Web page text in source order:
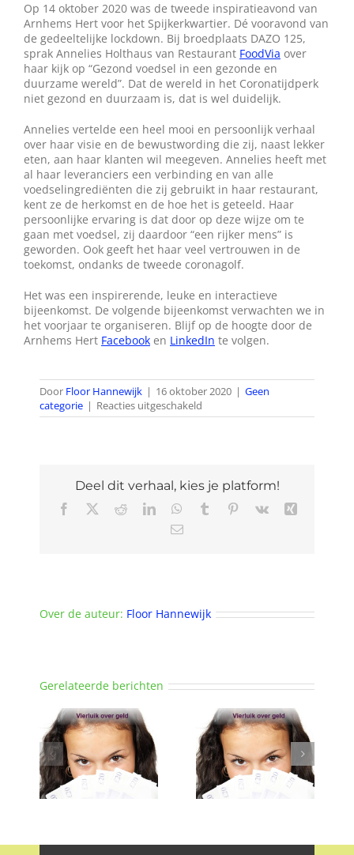
Op 14 oktober 2020 was de tweede inspiratieavond van
Arnhems Hert voor het Spijkerkwartier. Dé vooravond van
de gedeeltelijke lockdown. Bij broedplaats DAZO 125,
sprak Annelies Holthaus van Restaurant FoodVia over
haar kijk op “Gezond voedsel in een gezonde en
duurzame wereld”. Dat de wereld in het Coronatijdperk
niet gezond en duurzaam is, dat is wel duidelijk.
Annelies vertelde een heel mooi en persoonlijk verhaal
over haar visie en de bewustwording die zij, naast lekker
eten, aan haar klanten wil meegeven. Annelies heeft met
al haar leveranciers een verbinding en van alle
voedselingrediënten die zij gebruikt in haar restaurant,
kent ze de herkomst en de hoe het is geteeld. Haar
persoonlijke ervaring is dat door op deze wijze om te
gaan met voedsel, zij daardoor “een rijker mens” is
geworden. Ook geeft het haar veel vertrouwen in de
toekomst, ondanks de tweede coronagolf.
Het was een inspirerende, leuke en interactieve
bijeenkomst. De volgende bijeenkomst verwachten we in
het voorjaar te organiseren. Blijf op de hoogte door de
Arnhems Hert Facebook en LinkedIn te volgen.
Door Floor Hannewijk | 16 oktober 2020 | Geen
categorie | Reacties uitgeschakeld
Terugblik:
Deel dit verhaal, kies je platform!
Facebook RedditLinkedInWhatsApp
Tumblr Pinterest
Vk
E-
Over de auteur: Floor Hannewijk
Gerelateerde berichten